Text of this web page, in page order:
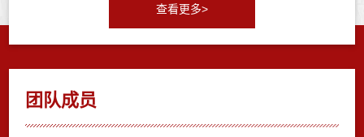
查看更多>
团队成员